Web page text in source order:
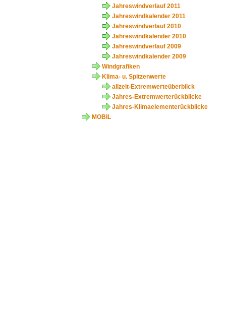
Jahreswindverlauf 2011
Jahreswindkalender 2011
Jahreswindverlauf 2010
Jahreswindkalender 2010
Jahreswindverlauf 2009
Jahreswindkalender 2009
Windgrafiken
Klima- u. Spitzenwerte
allzeit-Extremwerteüberblick
Jahres-Extremwerterückblicke
Jahres-Klimaelementerückblicke
MOBIL